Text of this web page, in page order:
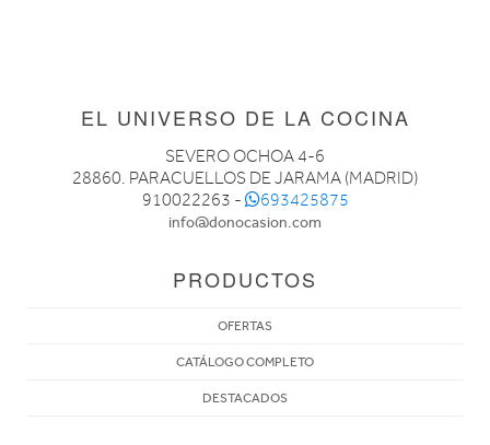
EL UNIVERSO DE LA COCINA
SEVERO OCHOA 4-6
28860. PARACUELLOS DE JARAMA (MADRID)
910022263 -
693425875
info@donocasion.com
PRODUCTOS
OFERTAS
CATÁLOGO COMPLETO
DESTACADOS